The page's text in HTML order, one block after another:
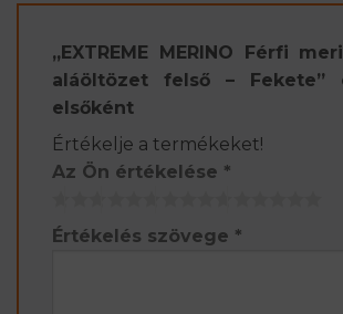
„EXTREME MERINO Férfi
aláöltözet felső – Fekete”
elsőként
Értékelje a termékeket!
Az Ön értékelése *
Értékelés szövege *